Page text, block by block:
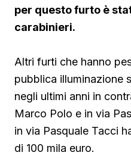
per questo furto è
carabinieri.
Altri furti che hanno
pubblica illuminazione
negli ultimi anni in
Marco Polo e in via
in via Pasquale Tacci
di 100 mila euro.